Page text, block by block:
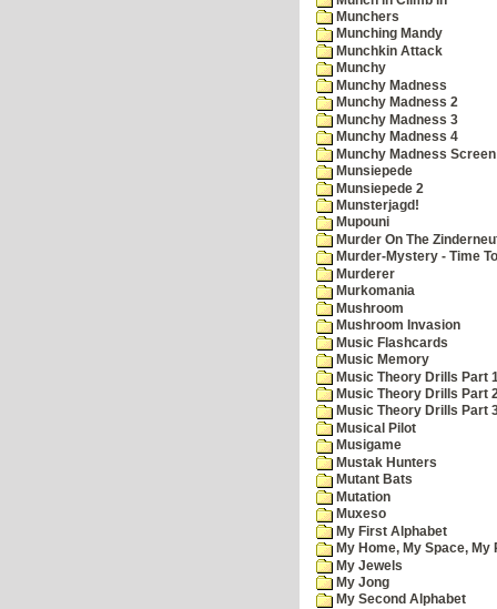
Munchers
Munching Mandy
Munchkin Attack
Munchy
Munchy Madness
Munchy Madness 2
Munchy Madness 3
Munchy Madness 4
Munchy Madness
Munsiepede
Munsiepede 2
Munsterjagd!
Mupouni
Murder On The
Murder-Mystery - Time
Murderer
Murkomania
Mushroom
Mushroom Invasion
Music Flashcards
Music Memory
Music Theory Drills Part
Music Theory Drills Part
Music Theory Drills Part
Musical Pilot
Musigame
Mustak Hunters
Mutant Bats
Mutation
Muxeso
My First Alphabet
My Home, My Space, My
My Jewels
My Jong
My Second Alphabet